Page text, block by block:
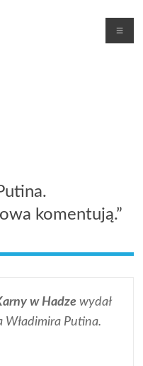
komentują.”
w Hadze wydał
Putina.